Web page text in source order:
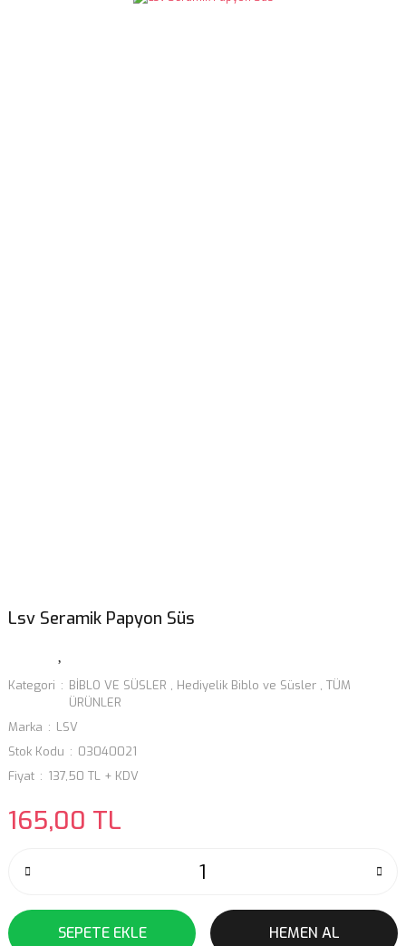
Lsv Seramik Papyon Süs
Kategori BİBLO VE SÜSLER , Hediyelik Biblo ve Süsler , TÜM
ÜRÜNLER
Marka
LSV
Stok Kodu
03040021
Fiyat
137,50 TL + KDV
165,00 TL
SEPETE EKLE HEMEN AL